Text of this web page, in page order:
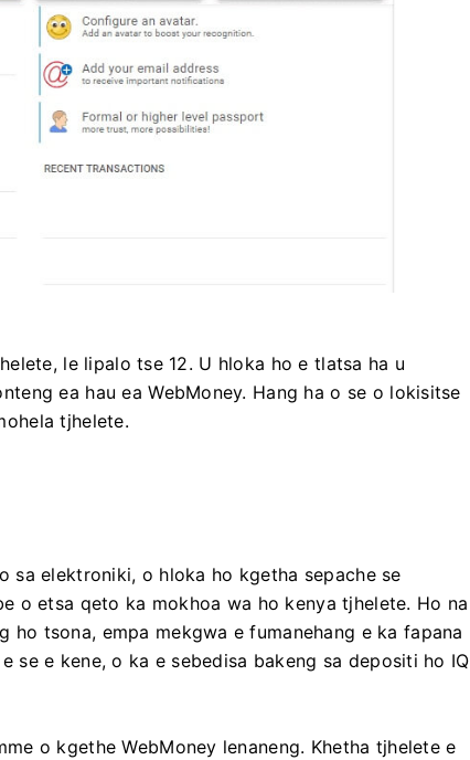
le lipalo tse 12. U hloka ho e tlatsa ha u
ea hau ea WebMoney. Hang ha o se o lokisitse
tjhelete.
sa elektroniki, o hloka ho kgetha sepache se
o etsa qeto ka mokhoa wa ho kenya tjhelete. Ho na
tsona, empa mekgwa e fumanehang e ka fapana
se e kene, o ka e sebedisa bakeng sa depositi ho IQ
o kgethe WebMoney lenaneng. Khetha tjhelete e